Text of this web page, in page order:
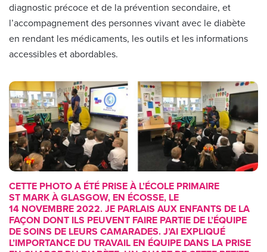
diagnostic précoce et de la prévention secondaire, et
l’accompagnement des personnes vivant avec le diabète
en rendant les médicaments, les outils et les informations
accessibles et abordables.
CETTE PHOTO A ÉTÉ PRISE À L’ÉCOLE PRIMAIRE
ST MARK À GLASGOW, EN ÉCOSSE, LE
14 NOVEMBRE 2022. JE PARLAIS AUX ENFANTS DE LA
FAÇON DONT ILS PEUVENT FAIRE PARTIE DE L’ÉQUIPE
DE SOINS DE LEURS CAMARADES. J’AI EXPLIQUÉ
L’IMPORTANCE DU TRAVAIL EN ÉQUIPE DANS LA PRISE